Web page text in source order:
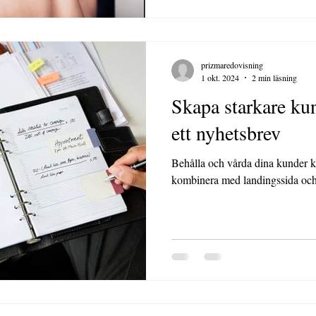
Skapa starkare
ett nyhetsbrev
Behålla och vårda dina kunder kostnadseffektivt med nyhetsbrev,
kombinera med landingssida
prizmaredovisning
1 okt. 2024
2 min läsning